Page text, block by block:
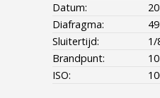
Datum:
Diafragma:
Sluitertijd:
1/
Brandpunt:
ISO: